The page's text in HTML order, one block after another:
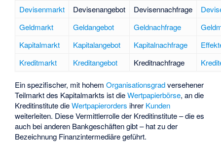
Devisenmarkt Devisenangebot Devisennachfrage
Geldmarkt
Geldangebot Geldnachfrage
Kapitalmarkt
Kapitalangebot Kapitalnachfrage
Kreditmarkt
Kreditangebot Kreditnachfrage
Ein spezifischer, mit hohemOrganisationsgradversehener
Teilmarkt des Kapitalmarkts ist dieWertpapierbörse, an die
Kreditinstitute dieWertpapierorders ihrer Kunden
weiterleiten. Diese Vermittlerrolle der Kreditinstitute – die es
auch bei anderen Bankgeschäften gibt – hat zu der
Bezeichnung Finanzintermediäregeführt.